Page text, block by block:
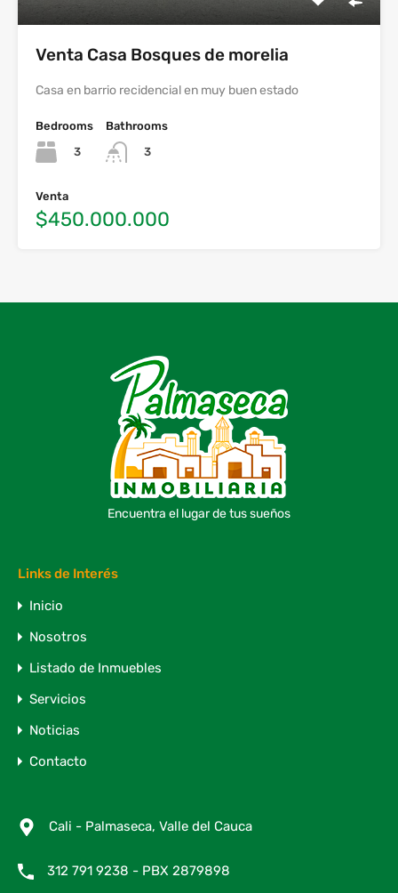
Venta Casa Bosques de morelia
Casa en barrio recidencial en muy buen estado
Bedrooms
3
Bathrooms
3
Venta
$450.000.000
Encuentra el lugar de tus sueños
Links de Interés
Inicio
Nosotros
Listado de Inmuebles
Servicios
Noticias
Contacto
Cali - Palmaseca, Valle del Cauca
312 791 9238 - PBX 2879898